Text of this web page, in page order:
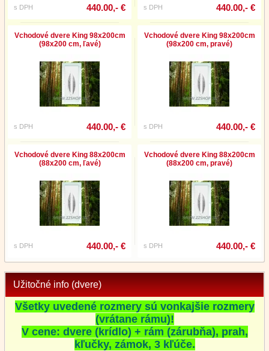
s DPH 440.00,- € s DPH 440.00,- €
Vchodové dvere King 98x200cm
(98x200 cm, ľavé)
s DPH 440.00,- €
Vchodové dvere King 98x200cm
(98x200 cm, pravé)
s DPH 440.00,- €
Vchodové dvere King 88x200cm
(88x200 cm, ľavé)
s DPH 440.00,- €
Vchodové dvere King 88x200cm
(88x200 cm, pravé)
s DPH 440.00,- €
Užitočné info (dvere)
Všetky uvedené rozmery sú vonkajšie rozmery
(vrátane rámu)!
V cene: dvere (krídlo) + rám (zárubňa), prah,
kľučky, zámok, 3 kľúče.